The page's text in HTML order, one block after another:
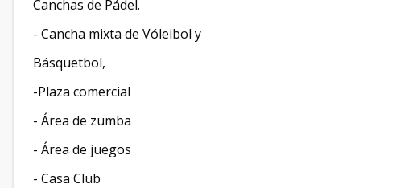
Canchas de Pádel.
- Cancha mixta de Vóleibol y
Básquetbol,
-Plaza comercial
- Área de zumba
- Área de juegos
- Casa Club